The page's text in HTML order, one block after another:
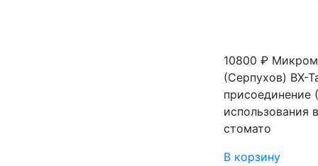
10800 ₽
(Серпухов) ВХ-
присоединение
использования
стомато
В корзину